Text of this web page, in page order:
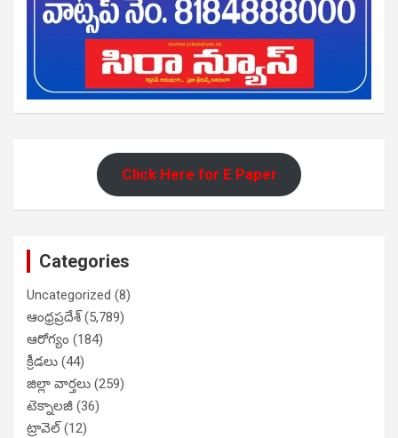
Click Here for E Paper
Categories
Uncategorized (8)
ఆంధ్రప్రదేశ్(5,789)
ఆరోగ్యం (184)
క్రీడలు (44)
జిల్లా వార్తలు (259)
టెక్నాలజీ (36)
ట్రావెల్(12)